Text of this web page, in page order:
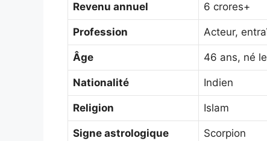
Revenu annuel 6 crores+
Profession Acteur,
Âge 46 ans, né
Nationalité Indien
Religion Islam
Signe astrologique Scorpion